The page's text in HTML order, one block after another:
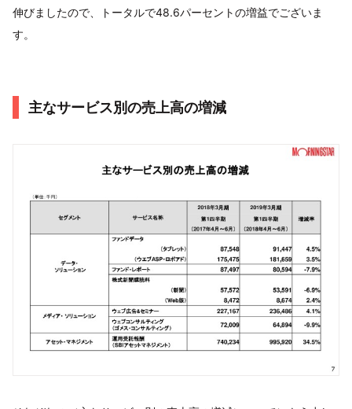
伸びましたので、トータルで48.6パーセントの増益でございま
す。
主なサービス別の売上高の増減